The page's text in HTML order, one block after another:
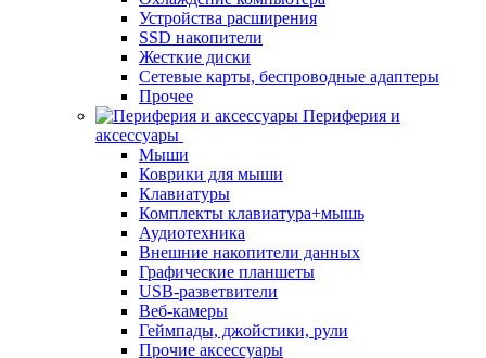
Устройства расширения
SSD накопители
Жесткие диски
Сетевые карты, беспроводные адаптеры
Прочее
Периферия и
аксессуары
Мыши
Коврики для мыши
Клавиатуры
Комплекты клавиатура+мышь
Аудиотехника
Внешние накопители данных
Графические планшеты
USB-разветвители
Веб-камеры
Геймпады, джойстики, рули
Прочие аксессуары